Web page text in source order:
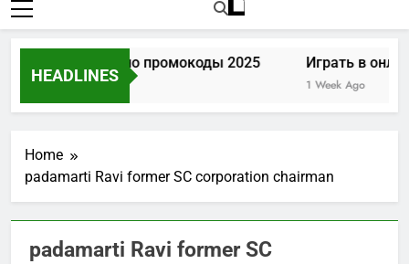
HEADLINES
Лев казино промокоды 2025
6 Days Ago
Играть в
1 Week Ago
Home
padamarti Ravi former SC corporation chairman
padamarti Ravi former SC